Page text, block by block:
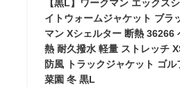
【黒L】ワークマン エックス
イトウォームジャケット ブラ
マン Xシェルター 断熱 36266
熱 耐久撥水 軽量 ストレッチ
防風 トラックジャケット ゴ
菜園 冬 黒L